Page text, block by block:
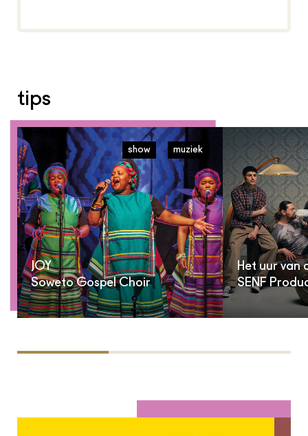
tips
JOY
show muziek
Soweto Gospel Choir
Het uur van
SENF